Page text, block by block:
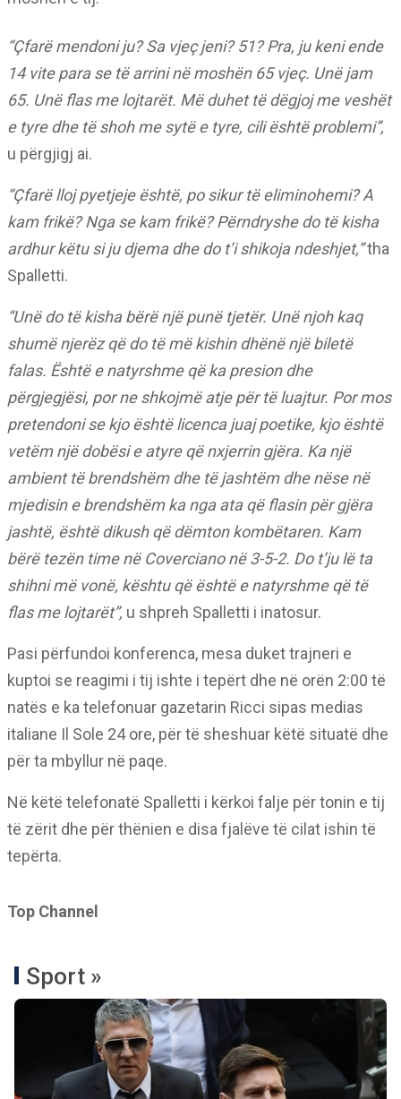
“Çfarë mendoni ju? Sa vjeç jeni? 51? Pra, ju keni ende
14 vite para se të arrini në moshën 65 vjeç. Unë jam
65. Unë flas me lojtarët. Më duhet të dëgjoj me veshët
e tyre dhe të shoh me sytë e tyre, cili është problemi”,
u përgjigj ai.
“Çfarë lloj pyetjeje është, po sikur të eliminohemi? A
kam frikë? Nga se kam frikë? Përndryshe do të kisha
ardhur këtu si ju djema dhe do t’i shikoja ndeshjet,”tha
Spalletti.
“Unë do të kisha bërë një punë tjetër. Unë njoh kaq
shumë njerëz që do të më kishin dhënë një biletë
falas. Është e natyrshme që ka presion dhe
përgjegjësi, por ne shkojmë atje për të luajtur. Por mos
pretendoni se kjo është licenca juaj poetike, kjo është
vetëm një dobësi e atyre që nxjerrin gjëra. Ka një
ambient të brendshëm dhe të jashtëm dhe nëse në
mjedisin e brendshëm ka nga ata që flasin për gjëra
jashtë, është dikush që dëmton kombëtaren. Kam
bërë tezën time në Coverciano në 3-5-2. Do t’ju lë ta
shihni më vonë, kështu që është e natyrshme që të
flas me lojtarët”, u shpreh Spalletti i inatosur.
Pasi përfundoi konferenca, mesa duket trajneri e
kuptoi se reagimi i tij ishte i tepërt dhe në orën 2:00 të
natës e ka telefonuar gazetarin Ricci sipas medias
italiane Il Sole 24 ore, për të sheshuar këtë situatë dhe
për ta mbyllur në paqe.
Në këtë telefonatë Spalletti i kërkoi falje për tonin e tij
të zërit dhe për thënien e disa fjalëve të cilat ishin të
tepërta.
Top Channel
Sport »